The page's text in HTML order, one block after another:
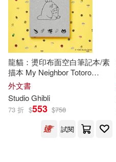
龍貓：燙印布面空白筆記本/素
描本 My Neighbor Totoro
Sketchbook
外文書
StudioGhibli
73 折 $553 $758
試閱